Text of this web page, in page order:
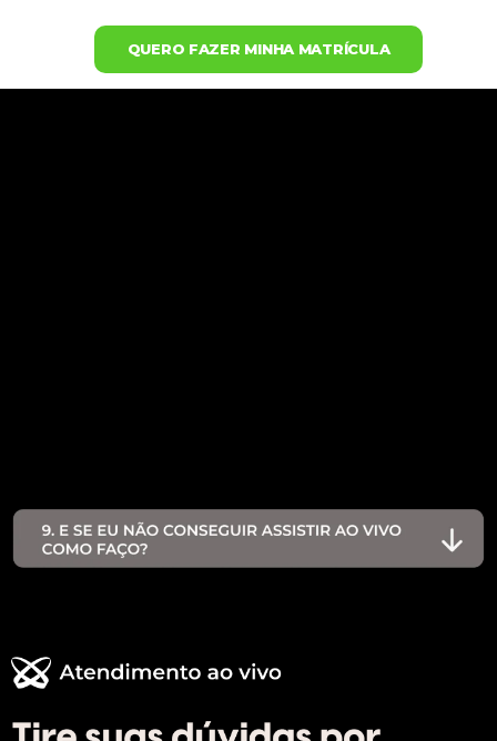
QUERO FAZER MINHA MATRÍCULA